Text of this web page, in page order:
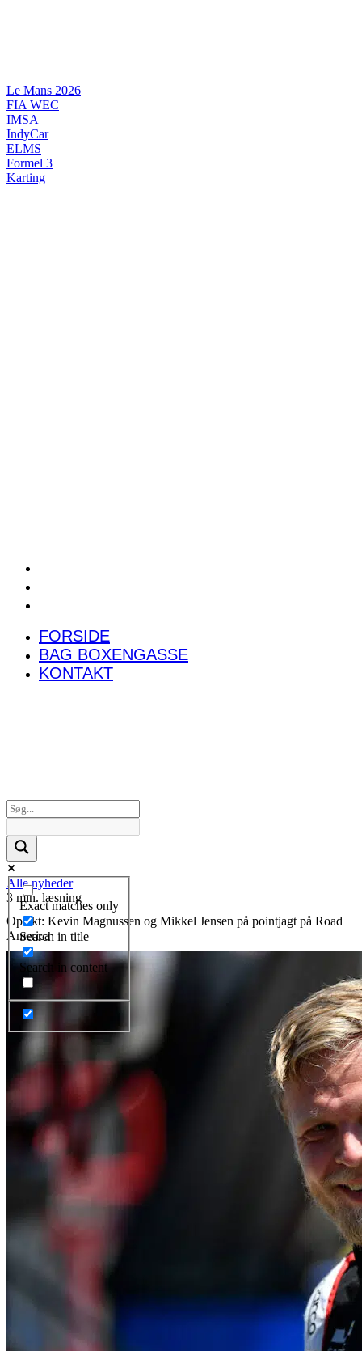
Le Mans 2026
FIA WEC
IMSA
IndyCar
ELMS
Formel 3
Karting
FORSIDE
BAG BOXENGASSE
KONTAKT
Exact matches only
Search in title
Search in content
Alle nyheder
3 min. læsning
Optakt: Kevin Magnussen og Mikkel Jensen på pointjagt på Road
America